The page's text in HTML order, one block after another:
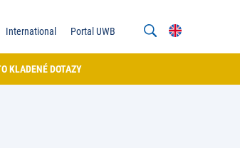
International Portal UWB
KLADENÉ DOTAZY